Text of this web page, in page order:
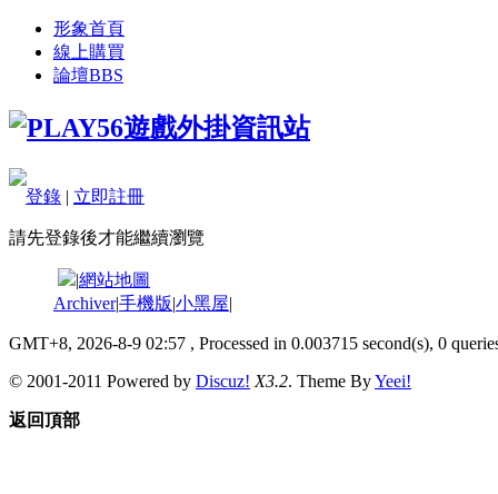
形象首頁
線上購買
論壇BBS
登錄 | 立即註冊
請先登錄後才能繼續瀏覽
|網站地圖
Archiver|手機版|小黑屋|
GMT+8, 2026-8-9 02:57 , Processed in 0.003715 second(s), 0
© 2001-2011 Powered by Discuz! X3.2. Theme ByYeei!
返回頂部